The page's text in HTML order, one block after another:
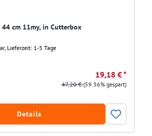
cm 11my, in Cutterbox
Lieferzeit: 1-5 Tage
19,18 € *
47,20 €(59.36% gespart)
Details